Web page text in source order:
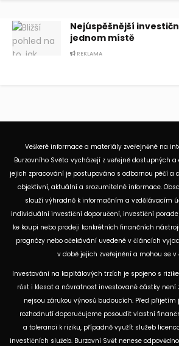
Nejúspěšnější
jednom místě
REKLAMA
Veškeré informace a materiály zveřejněné na
Burzovního Světa vycházejí z veřejně dostupných a
jejich zpracování je postupováno s odbornou péčí a
objektivní, aktuální a srozumitelné informace.
slouží výhradně k informačním a vzdělávacím
individuální investiční doporučení, investiční
ke koupi nebo prodeji konkrétních finančních
prognózy nebo očekávání uvedené v článcích
v době jejich zveřejnění a mohou se
Investování na kapitálových trzích je spojeno s
růst i klesat a návratnost investované částky není
nejsou zárukou výnosů budoucích. Před
rozhodnutí doporučujeme posoudit vlastní
a toleranci k riziku, případně využít služeb
investičních služeb. Burzovní Svět nenese